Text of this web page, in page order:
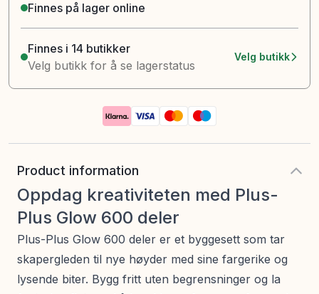
Finnes på lager online
Finnes i 14 butikker
Velg butikk for å se lagerstatus
Velg butikk
Product information
Oppdag kreativiteten med Plus-
Plus Glow 600 deler
Plus-Plus Glow 600 deler er et byggesett som tar
skapergleden til nye høyder med sine fargerike og
lysende biter. Bygg fritt uten begrensninger og la